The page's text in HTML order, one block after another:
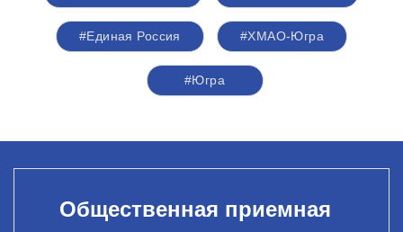
#Единая Россия #ХМАО-Югра
#Югра
Общественная приемная